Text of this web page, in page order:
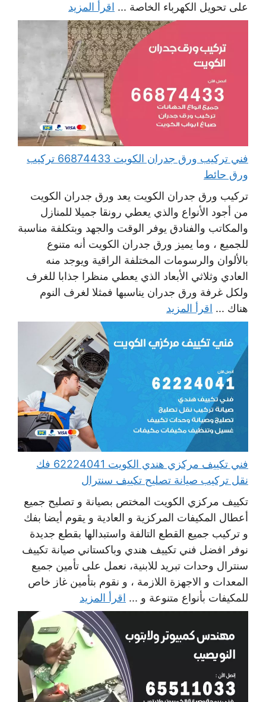
على تحويل الكهرباء الخاصة ... اقرأ المزيد
فني تركيب ورق جدران الكويت 66874433 تركيب
ورق حائط
تركيب ورق جدران الكويت يعد ورق جدران الكويت
من أجود الأنواع والذي يعطي رونقا جميلا للمنازل
والمكاتب والفنادق يوفر الوقت والجهد وبتكلفة مناسبة
للجميع ، وما يميز ورق جدران الكويت أنه متنوع
بالألوان والرسومات المختلفة الراقية ويوجد منه
العادي وثلاثي الأبعاد الذي يعطي منظرا جذابا للغرف
ولكل غرفة ورق جدران يناسبها فمثلا لغرف النوم
هناك ... اقرأ المزيد
فني تكييف مركزي هندي الكويت 62224041 فك
نقل تركيب صيانة تصليح تكييف سنترال
تكييف مركزي الكويت المختص بصيانة و تصليح جميع
أعطال المكيفات المركزية و العادية و يقوم أيضا بفك
و تركيب جميع القطع التالفة واستبدالها بقطع جديدة
نوفر افضل فني تكييف هندي وباكستاني صيانة تكييف
سنترال وحدات تبريد للابنية، نعمل على تأمين جميع
المعدات و الاجهزة اللازمة ، و نقوم بتأمين غاز خاص
للمكيفات بأنواع متنوعة و ... اقرأ المزيد